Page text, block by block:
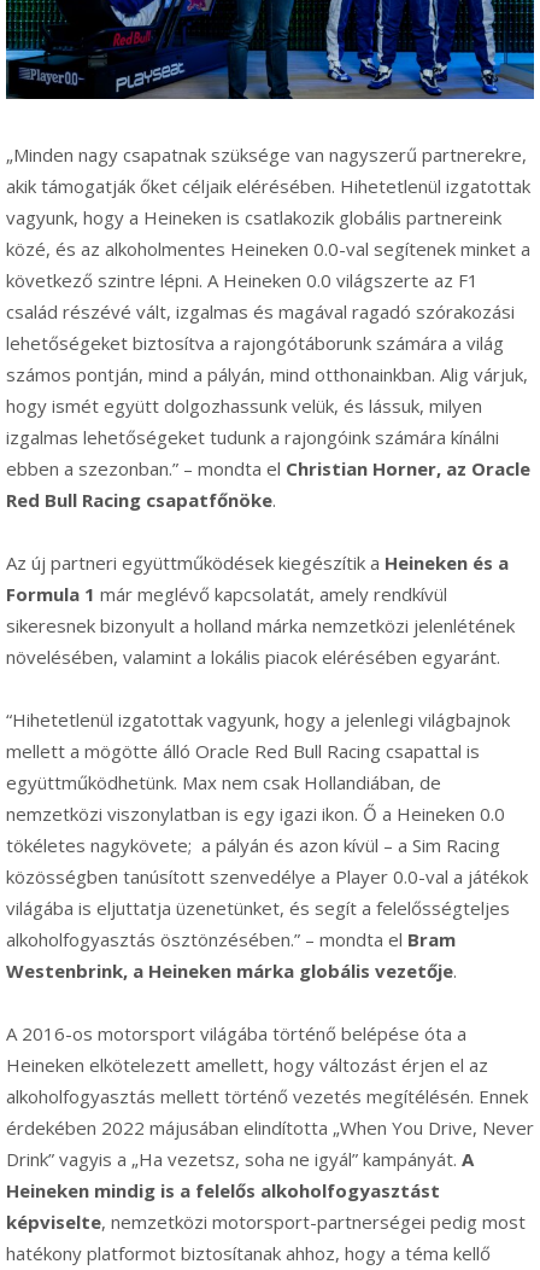
„Minden nagy csapatnak szüksége van nagyszerű partnerekre,
akik támogatják őket céljaik elérésében. Hihetetlenül izgatottak
vagyunk, hogy a Heineken is csatlakozik globális partnereink
közé, és az alkoholmentes Heineken 0.0-val segítenek minket a
következő szintre lépni. A Heineken 0.0 világszerte az F1
család részévé vált, izgalmas és magával ragadó szórakozási
lehetőségeket biztosítva a rajongótáborunk számára a világ
számos pontján, mind a pályán, mind otthonainkban. Alig várjuk,
hogy ismét együtt dolgozhassunk velük, és lássuk, milyen
izgalmas lehetőségeket tudunk a rajongóink számára kínálni
ebben a szezonban.” – mondta el Christian Horner, az Oracle
Red Bull Racing csapatfőnöke.
Az új partneri együttműködések kiegészítik a Heineken és a
Formula 1 már meglévő kapcsolatát, amely rendkívül
sikeresnek bizonyult a holland márka nemzetközi jelenlétének
növelésében, valamint a lokális piacok elérésében egyaránt.
“Hihetetlenül izgatottak vagyunk, hogy a jelenlegi világbajnok
mellett a mögötte álló Oracle Red Bull Racing csapattal is
együttműködhetünk. Max nem csak Hollandiában, de
nemzetközi viszonylatban is egy igazi ikon. Ő a Heineken 0.0
tökéletes nagykövete; a pályán és azon kívül – a Sim Racing
közösségben tanúsított szenvedélye a Player 0.0-val a játékok
világába is eljuttatja üzenetünket, és segít a felelősségteljes
alkoholfogyasztás ösztönzésében.” – mondta el Bram
Westenbrink, a Heineken márka globális vezetője.
A 2016-os motorsport világába történő belépése óta a
Heineken elkötelezett amellett, hogy változást érjen el az
alkoholfogyasztás mellett történő vezetés megítélésén. Ennek
érdekében 2022 májusában elindította „When You Drive, Never
Drink” vagyis a „Ha vezetsz, soha ne igyál” kampányát. A
Heineken mindig is a felelős alkoholfogyasztást
képviselte, nemzetközi motorsport-partnerségei pedig most
hatékony platformot biztosítanak ahhoz, hogy a téma kellő